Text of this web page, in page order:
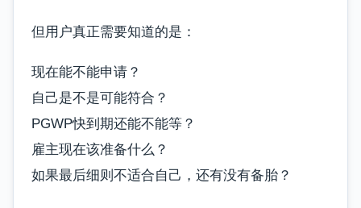
但用户真正需要知道的是：
现在能不能申请？
自己是不是可能符合？
PGWP快到期还能不能等？
雇主现在该准备什么？
如果最后细则不适合自己，还有没有备胎？